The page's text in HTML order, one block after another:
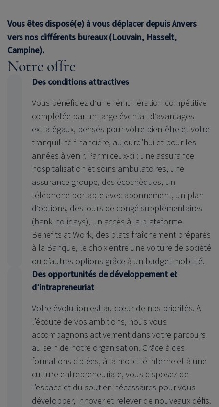
Vous êtes disposé(e) à vous déplacer depuis Anvers
vers nos différents bureaux (Louvain, Hasselt,
Campine).
Notre offre
Des conditions attractives
Vous bénéficiez d’une rémunération compétitive
complétée par un large éventail d’avantages
extralégaux, pensés pour votre bien-être et votre
tranquillité financière, aujourd’hui et pour les
années à venir. Parmi ceux-ci : une assurance
hospitalisation et soins ambulatoires, une
assurance groupe, des écochèques, un
téléphone portable avec abonnement, un plan
d’options, des jours de congé supplémentaires
(bank holidays), un accès à la plateforme
Benefits at Work, des plats fraîchement préparés
à la Banque, le choix entre une voiture de société
ou d’autres options grâce à un budget mobilité.
Des opportunités de développement et
d’intrapreneuriat
Votre évolution est au cœur de nos priorités. A
l’écoute de vos ambitions, nous vous
accompagnons activement dans votre parcours
au sein de notre organisation. Grâce à des
formations ciblées, à la mobilité interne et à une
culture entrepreneuriale, vous disposez de
l’espace et du soutien nécessaires pour vous
développer, innover et relever de nouveaux défis.